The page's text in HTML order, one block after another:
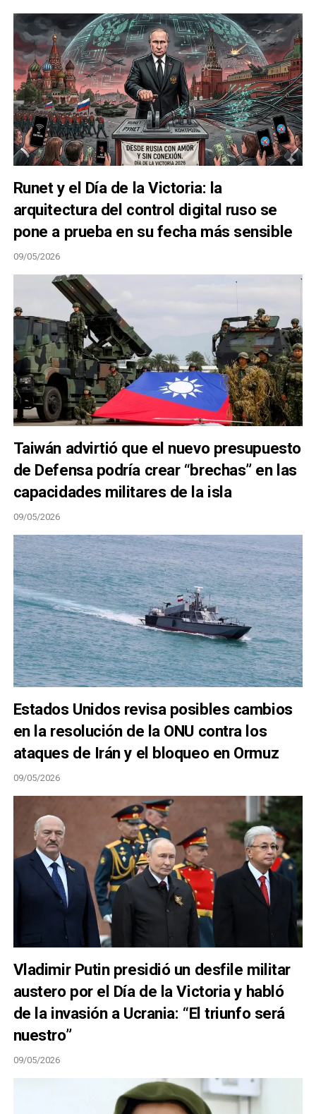
Runet y el Día de la Victoria: la
arquitectura del control digital ruso se
pone a prueba en su fecha más sensible
09/05/2026
Taiwán advirtió que el nuevo presupuesto
de Defensa podría crear “brechas” en las
capacidades militares de la isla
09/05/2026
Estados Unidos revisa posibles cambios
en la resolución de la ONU contra los
ataques de Irán y el bloqueo en Ormuz
09/05/2026
Vladimir Putin presidió un desfile militar
austero por el Día de la Victoria y habló
de la invasión a Ucrania: “El triunfo será
nuestro”
09/05/2026